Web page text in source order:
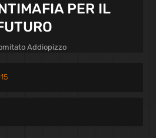
PER IL
Addiopizzo